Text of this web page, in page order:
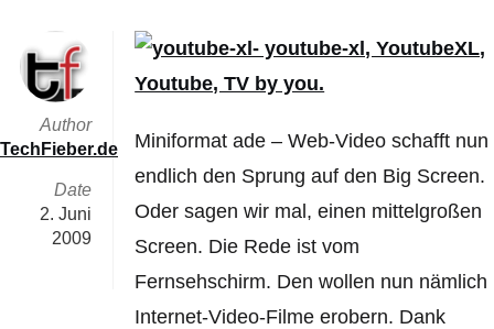
Miniformat ade – Web-Video schafft nun
endlich den Sprung auf den Big Screen.
Oder sagen wir mal, einen mittelgroßen
Screen. Die Rede ist vom
Fernsehschirm. Den wollen nun nämlich
Internet-Video-Filme erobern. Dank
Author
TechFieber.de
Date
2. Juni
2009